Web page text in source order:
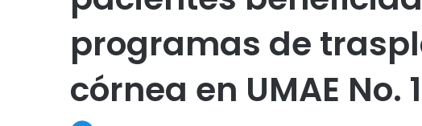
programas de
córnea en UMAE No. 1